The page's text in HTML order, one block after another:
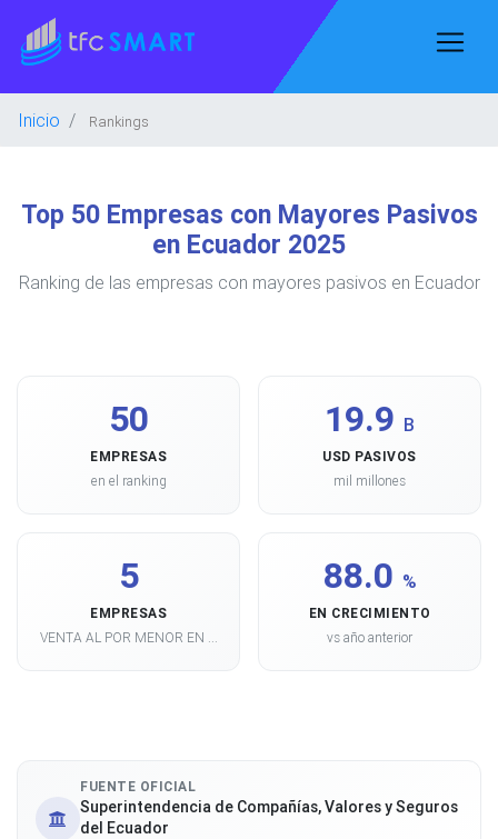
Inicio Rankings
Top 50 Empresas con Mayores Pasivos
en Ecuador 2025
Ranking de las empresas con mayores pasivos en Ecuador
50
EMPRESAS
en el ranking
19.9 B
USD PASIVOS
mil millones
5
EMPRESAS
VENTA AL POR MENOR EN ...
88.0 %
EN CRECIMIENTO
vs año anterior
FUENTE OFICIAL
Superintendencia de Compañías, Valores y Seguros
del Ecuador